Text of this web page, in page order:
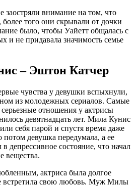
внимание на том, что
того они скрывали от дочки
было, чтобы Уайетт общалась с
и не придавала значимость семье
– Эштон Катчер
чувства у девушки вспыхнули,
из молодежных сериалов. Самые
отношения у актрисы
девятнадцать лет. Мила Кунис
себя парой и спустя время даже
девушка передумала, а ее
депрессивное состояние, что начал
вещества.
актриса была долгое
встретила свою любовь. Муж Милы